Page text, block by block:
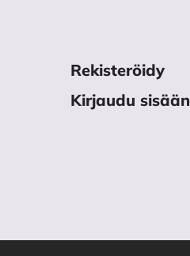
Rekisteröidy
Kirjaudu sisään